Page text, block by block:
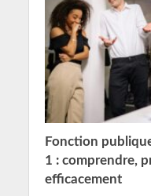
Fonction
1 : comprendre,
efficacement